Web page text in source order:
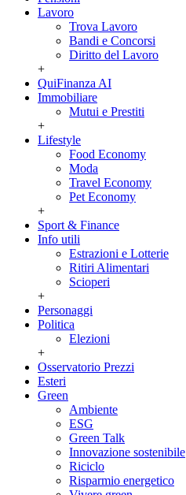
Lavoro
Trova Lavoro
Bandi e Concorsi
Diritto del Lavoro
+
QuiFinanza AI
Immobiliare
Mutui e Prestiti
+
Lifestyle
Food Economy
Moda
Travel Economy
Pet Economy
+
Sport & Finance
Info utili
Estrazioni e Lotterie
Ritiri Alimentari
Scioperi
+
Personaggi
Politica
Elezioni
+
Osservatorio Prezzi
Esteri
Green
Ambiente
ESG
Green Talk
Innovazione sostenibile
Riciclo
Risparmio energetico